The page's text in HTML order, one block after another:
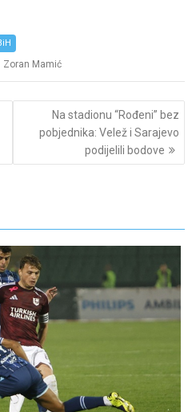
Zoran Mamić
Na stadionu “Rođeni” bez
pobjednika: Velež i Sarajevo
podijelili bodove